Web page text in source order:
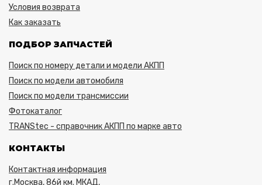
Условия возврата
Как заказать
ПОДБОР ЗАПЧАСТЕЙ
Поиск по номеру детали и модели АКПП
Поиск по модели автомобиля
Поиск по модели трансмиссии
Фотокаталог
TRANStec - справочник АКПП по марке авто
КОНТАКТЫ
Контактная информация
г.Москва, 86й км. МКАД,